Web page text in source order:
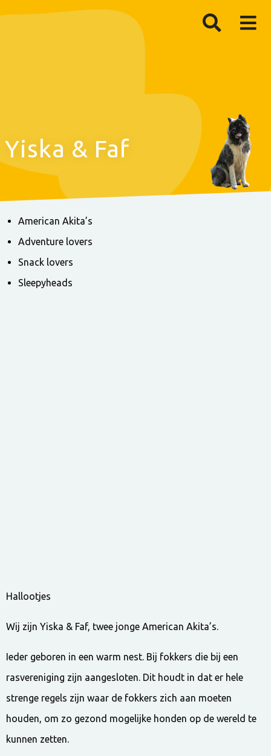
Yiska & Faf
Hallootjes
Wij zijn Yiska & Faf, twee jonge American Akita’s.
Ieder geboren in een warm nest. Bij fokkers die bij een
rasvereniging zijn aangesloten. Dit houdt in dat er hele
strenge regels zijn waar de fokkers zich aan moeten
houden, om zo gezond mogelijke honden op de wereld te
kunnen zetten.
American Akita’s
Adventure lovers
Snack lovers
Sleepyheads